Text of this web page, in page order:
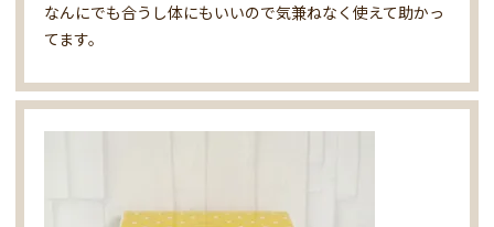
なんにでも合うし体にもいいので気兼ねなく使えて助かっ
てます。